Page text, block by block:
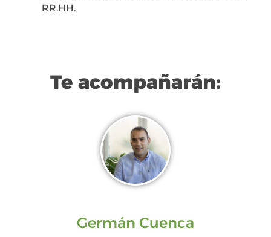
RR.HH.
Te acompañarán:
Germán Cuenca